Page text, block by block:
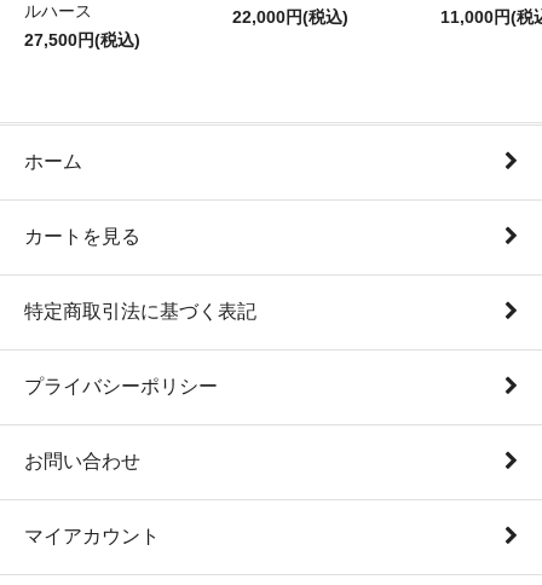
ルハース
27,500円(税込)
22,000円(税込)
11,000円(税
ホーム
カートを見る
特定商取引法に基づく表記
プライバシーポリシー
お問い合わせ
マイアカウント